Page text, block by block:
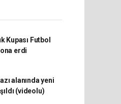
Kupası Futbol
erdi
alanında yeni
(videolu)